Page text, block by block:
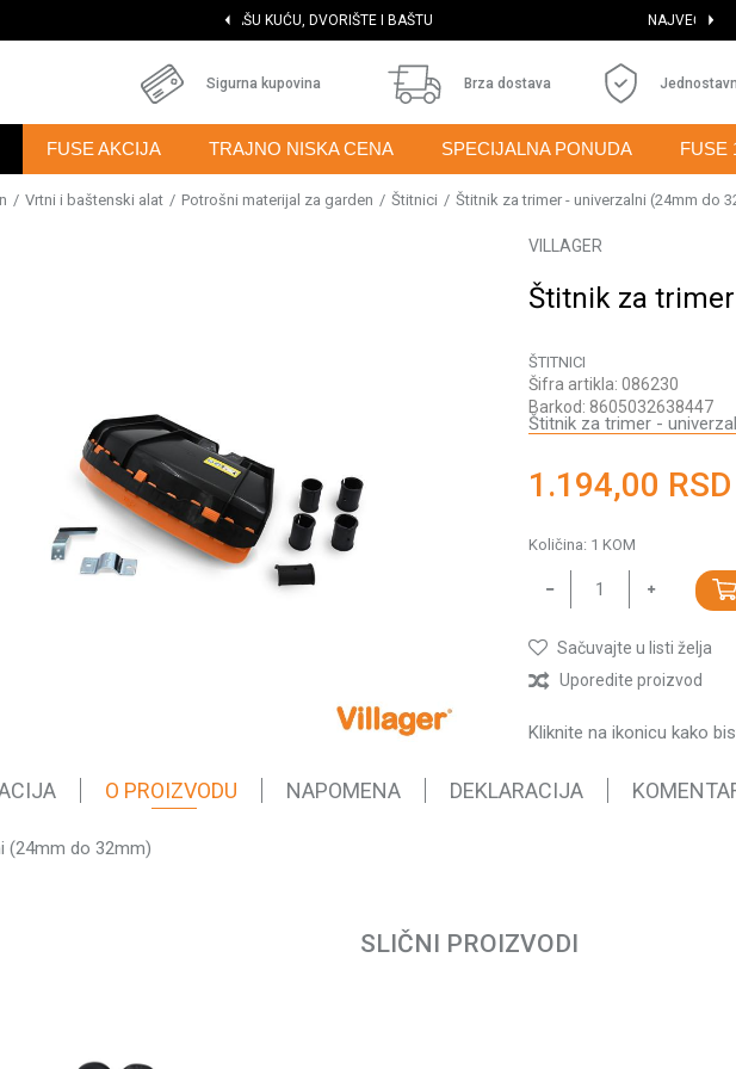
NAJVEĆI IZBOR MAŠINA I ALATA
Sigurna kupovina Brza dostava
FUSE AKCIJA TRAJNO NISKA CENA SPECIJALNA PONUDA FUSE
Vrtni i baštenski alat Potrošni materijal za garden Štitnici Štitnik za trimer - univerzalni (24mm do
VILLAGER
Štitnik za
ŠTITNICI
Šifra artikla: 086230
Barkod: 8605032638447
Štitnik za trimer -
1.194,00 RSD
Količina: 1 KOM
Sačuvajte u listi želja
Uporedite proizvod
Kliknite na ikonicu kako
O PROIZVODU NAPOMENA DEKLARACIJA
(24mm do 32mm)
SLIČNI PROIZVODI